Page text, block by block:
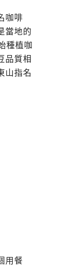
咖啡
當地的
種植咖
品質相
山指名
用餐